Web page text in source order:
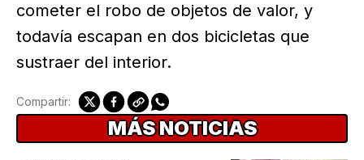
cometer el robo de objetos de valor, y
todavía escapan en dos bicicletas que
sustraer del interior.
Compartir:
MÁS NOTICIAS